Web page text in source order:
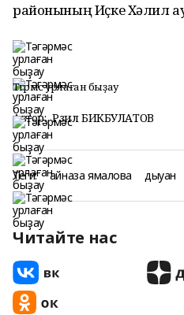
районының Иҫке Хәлил
Тәгәрмәс урлаған быҙау
Автор: Рәзил БИКБУЛАТОВ
Теги: айназа ямалова дыуан
Читайте нас